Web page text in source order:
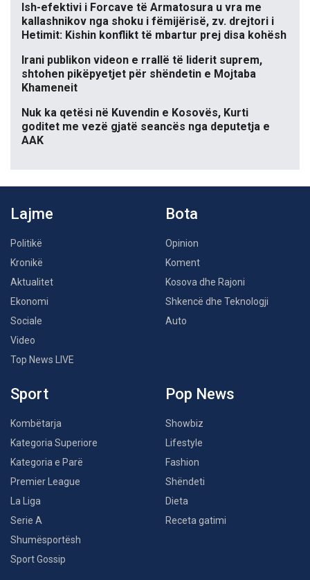
Ish-efektivi i Forcave të Armatosura u vra me
kallashnikov nga shoku i fëmijërisë, zv. drejtori i
Hetimit: Kishin konflikt të mbartur prej disa kohësh
Irani publikon videon e rrallë të liderit suprem,
shtohen pikëpyetjet për shëndetin e Mojtaba
Khameneit
Nuk ka qetësi në Kuvendin e Kosovës, Kurti
goditet me vezë gjatë seancës nga deputetja e
AAK
Lajme
Politikë
Kronikë
Aktualitet
Ekonomi
Sociale
Video
Top News LIVE
Bota
Opinion
Koment
Kosova dhe Rajoni
Shkencë dhe Teknologji
Auto
Sport
Kombëtarja
Kategoria Superiore
Kategoria e Parë
Premier League
La Liga
Serie A
Shumësportësh
Sport Gossip
Pop News
Showbiz
Lifestyle
Fashion
Shëndeti
Dieta
Receta gatimi